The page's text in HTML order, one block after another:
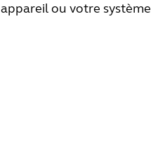
appareil ou votre système